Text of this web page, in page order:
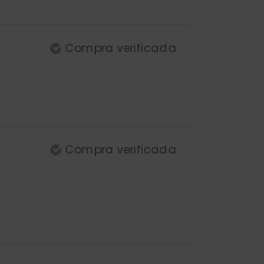
Compra verificada
Compra verificada